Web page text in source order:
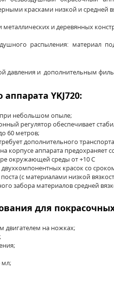
красками низкой и средней
и деревянных
распыления: материал
давления и дополнительным
YKJ720:
при небольшом опыле;
регулятор обеспечивает
60 метров;
дополнительного
корпусе аппарата предохраняет
окружающей среды от +10 С
красок со
(с материалами низкой
забора материалов средней
для
двигателем на ножках;
мл;